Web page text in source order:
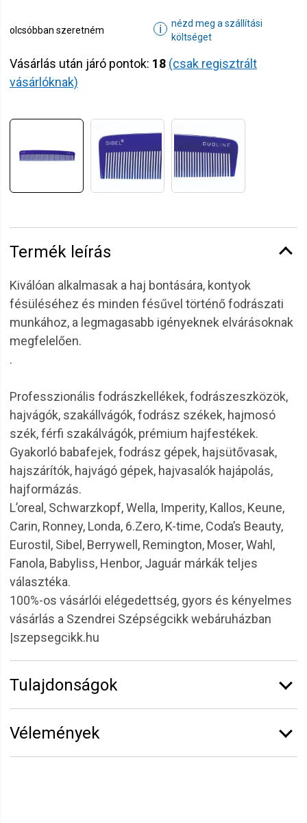
olcsóbban szeretném ℹ
nézd meg a szállítási
költséget
Vásárlás után járó pontok: 18 (csak regisztrált
vásárlóknak)
Termék leírás
Kiválóan alkalmasak a haj bontására, kontyok
fésüléséhez és minden fésűvel történő fodrászati
munkához, a legmagasabb igényeknek elvárásoknak
megfelelően.
.
Professzionális fodrászkellékek, fodrászeszközök,
hajvágók, szakállvágók, fodrász székek, hajmosó
szék, férfi szakálvágók, prémium hajfestékek.
Gyakorló babafejek, fodrász gépek, hajsütővasak,
hajszárítók, hajvágó gépek, hajvasalók hajápolás,
hajformázás.
L’oreal, Schwarzkopf, Wella, Imperity, Kallos, Keune,
Carin, Ronney, Londa, 6.Zero, K-time, Coda’s Beauty,
Eurostil, Sibel, Berrywell, Remington, Moser, Wahl,
Fanola, Babyliss, Henbor, Jaguár márkák teljes
választéka.
100%-os vásárlói elégedettség, gyors és kényelmes
vásárlás a Szendrei Szépségcikk webáruházban
|szepsegcikk.hu
Tulajdonságok
Vélemények